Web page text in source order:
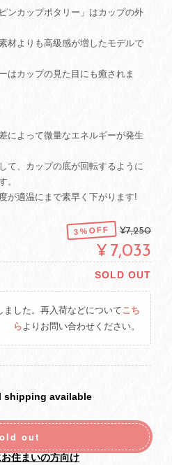
ンカップポタリー」はカップの外
材よりも高級感が増したモデルで
はカップの見た目にも癒されま
によって微量なエネルギーが発生
て、カップの底が回転するように
。
が適温にまで素早く下がります!
3%OFF ¥7,250
¥7,033
SOLD OUT
ました。再入荷などについてこち
らよりお問い合わせください。
shipping available
out
住まいの方向け